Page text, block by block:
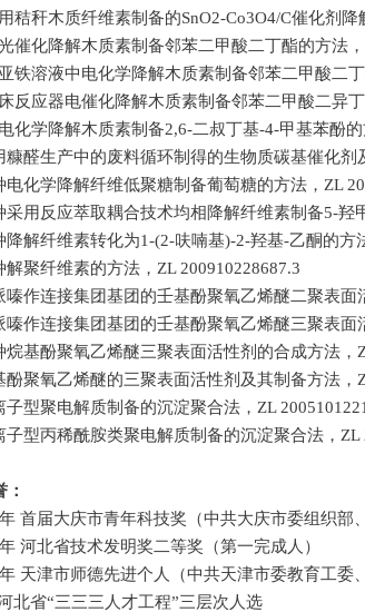
秸秆木质纤维素制备的SnO2-Co3O4/C催化剂
催化降解木质素制备邻苯二甲酸二丁酯的方法
铁溶液中电化学降解木质素制备邻苯二甲酸二
反应器电催化降解木质素制备邻苯二甲酸二异
化学降解木质素制备2,6-二叔丁基-4-甲基苯酚
糠醛生产中的废料循环制得的生物质碳基催化剂
电化学降解纤维低聚糖制备葡萄糖的方法，ZL
采用反应萃取耦合技术均相降解纤维素制备5-羟
降解纤维素转化为1-(2-呋喃基)-2-羟基-乙酮的方
解聚纤维素的方法，ZL 200910228687.3
嗪作连接集团基团的壬基酚聚氧乙烯醚二聚表面
嗪作连接集团基团的壬基酚聚氧乙烯醚三聚表面
烷基酚聚氧乙烯醚三聚表面活性剂的合成方法，
酚聚氧乙烯醚的三聚表面活性剂及其制备方法，
子型聚电解质制备的沉淀聚合法，ZL
子型丙稀酰胺类聚电解质制备的沉淀聚合法，ZL
首届大庆市青年科技奖（中共大庆市委组织部
河北省技术发明奖二等奖（第一完成人）
天津市师德先进个人（中共天津市委教育工委
北省“三三三人才工程”三层次人选